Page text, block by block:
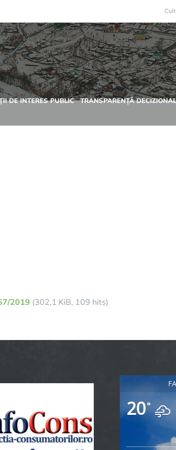
DE INTERES PUBLIC TRANSPARENȚĂ
2019 (302,1 KiB, 109 hits)
20°